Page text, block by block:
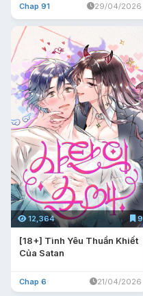
Chap 91 29/04/2026
12,364 9
[18+] Tình Yêu Thuần Khiết
Của Satan
Chap 6 21/04/2026